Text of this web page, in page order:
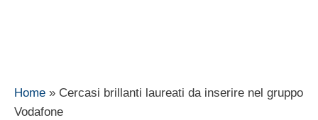
Home » Cercasi brillanti laureati da inserire nel gruppo
Vodafone